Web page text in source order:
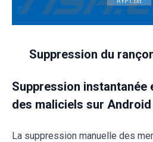
Suppression du
Suppression instantanée
des maliciels sur Android
La suppression manuelle des